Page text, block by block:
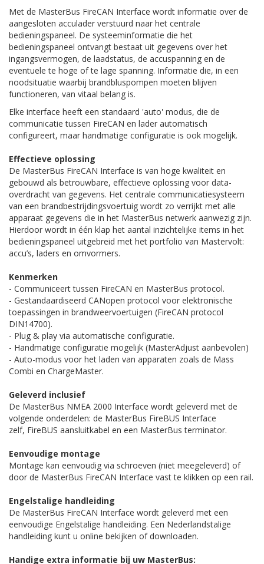
Met de MasterBus FireCAN Interface wordt informatie over de
aangesloten acculader verstuurd naar het centrale
bedieningspaneel. De systeeminformatie die het
bedieningspaneel ontvangt bestaat uit gegevens over het
ingangsvermogen, de laadstatus, de accuspanning en de
eventuele te hoge of te lage spanning. Informatie die, in een
noodsituatie waarbij brandbluspompen moeten blijven
functioneren, van vitaal belang is.
Elke interface heeft een standaard 'auto' modus, die de
communicatie tussen FireCAN en lader automatisch
configureert, maar handmatige configuratie is ook mogelijk.
Effectieve oplossing
De MasterBus FireCAN Interface is van hoge kwaliteit en
gebouwd als betrouwbare, effectieve oplossing voor data-
overdracht van gegevens. Het centrale communicatiesysteem
van een brandbestrijdingsvoertuig wordt zo verrijkt met alle
apparaat gegevens die in het MasterBus netwerk aanwezig zijn.
Hierdoor wordt in één klap het aantal inzichtelijke items in het
bedieningspaneel uitgebreid met het portfolio van Mastervolt:
accu’s, laders en omvormers.
Kenmerken
- Communiceert tussen FireCAN en MasterBus protocol.
- Gestandaardiseerd CANopen protocol voor elektronische
toepassingen in brandweervoertuigen (FireCAN protocol
DIN14700).
- Plug & play via automatische configuratie.
- Handmatige configuratie mogelijk (MasterAdjust aanbevolen)
- Auto-modus voor het laden van apparaten zoals de Mass
Combi en ChargeMaster.
Geleverd inclusief
De MasterBus NMEA 2000 Interface wordt geleverd met de
volgende onderdelen: de MasterBus FireBUS Interface
zelf, FireBUS aansluitkabel en een MasterBus terminator.
Eenvoudige montage
Montage kan eenvoudig via schroeven (niet meegeleverd) of
door de MasterBus FireCAN Interface vast te klikken op een rail.
Engelstalige handleiding
De MasterBus FireCAN Interface wordt geleverd met een
eenvoudige Engelstalige handleiding. Een Nederlandstalige
handleiding kunt u online bekijken of downloaden.
Handige extra informatie bij uw MasterBus: